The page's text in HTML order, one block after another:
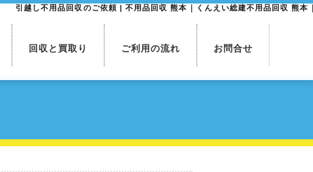
引越し不用品回収のご依頼 | 不用品回収 熊本｜くんえい総建不用品回収 熊本
回収と買取り ご利用の流れ お問合せ